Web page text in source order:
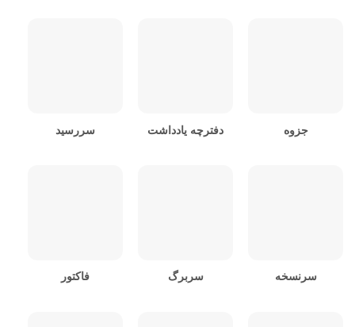
جزوه دفترچه یادداشت سررسید
سرنسخه سربرگ فاکتور